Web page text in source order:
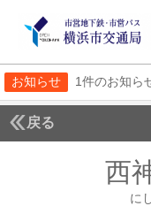
お知らせ 1件のお知ら
戻る
西
に